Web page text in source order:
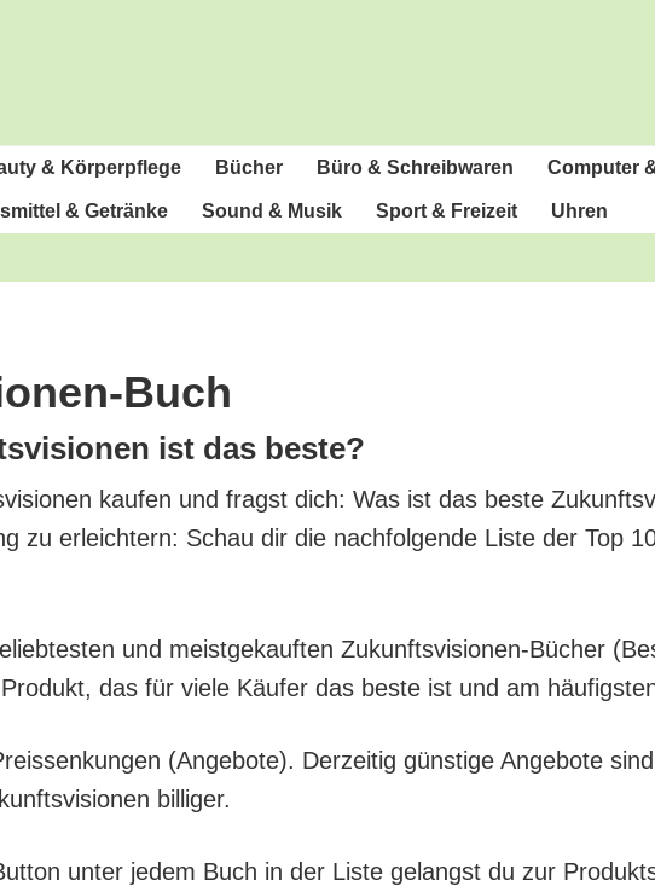
& Körperpflege Bücher Büro & Schreibwaren Com­pu­ter
& Getränke Sound & Musik Sport & Freizeit Uhren
Buch
ist das beste?
kau­fen und fragst dich: Was ist das bes­te
zu erleich­tern: Schau dir die nach­fol­gen­de Lis­te der Top
und meist­ge­kauf­ten Zukunfts­vi­sio­nen-Bücher
das für vie­le Käu­fer das bes­te ist und am
(Ange­bo­te). Der­zei­tig güns­ti­ge Ange­bo­te
billiger.
unter jedem Buch in der Lis­te gelangst du zur